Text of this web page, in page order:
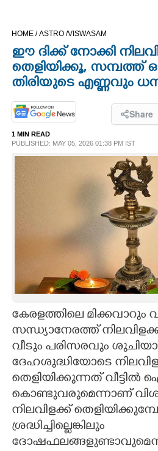
OPINION
PHOTOS
LIFESTYLE
SPIRITUAL
INFO+
ASTRO
CARTOONS
LITERATURE
ZOOM
CONTACT US
HOME /ASTRO /VISWASAM
ഈ ദിക്ക് നോക്കി
തെളിയിക്കൂ, സമ്പത്ത്
തിരിയുടെ എണ്ണവും
Share
1 MIN READ
PUBLISHED: MAY 05, 2026 01:38 PM IST
കേരളത്തിലെ മിക്കവാറും
സന്ധ്യാനേരത്ത്
വീടും പരിസരവും
ദേഹശുദ്ധിയോടെ
തെളിയിക്കുന്നത് വീട്ടിൽ
കൊണ്ടുവരുമെന്നാണ്
നിലവിളക്ക്
ശ്രദ്ധിച്ചില്ലെങ്കിലും